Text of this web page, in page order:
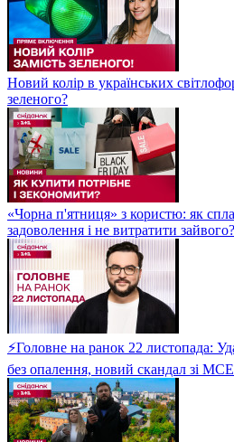
Новий колір в українських
зеленого?
«Чорна п'ятниця» з користю: як
задоволення і не витратити зайвого?
⚡Головне на ранок 22 листопада:
без опалення, новий скандал зі